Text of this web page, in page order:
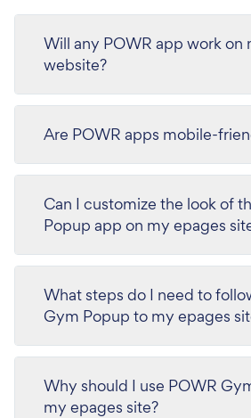
Will any POWR app work on
website?
Are POWR apps mobile-
Can I customize the look of
Popup app on my epages
What steps do I need to
Gym Popup to my epages
Why should I use POWR
my epages site?